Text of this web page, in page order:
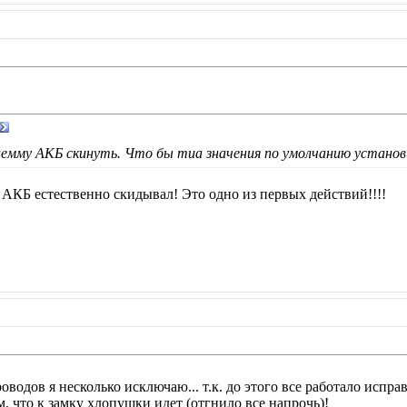
АКБ скинуть. Что бы тиа значения по умолчанию
естественно скидывал! Это одно из первых действий!!!!
я несколько исключаю... т.к. до этого все работало
что к замку хлопушки идет (отгнило все напрочь)!